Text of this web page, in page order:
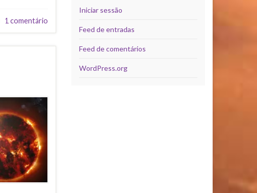
1 comentário
Iniciar sessão
Feed de entradas
Feed de comentários
WordPress.org